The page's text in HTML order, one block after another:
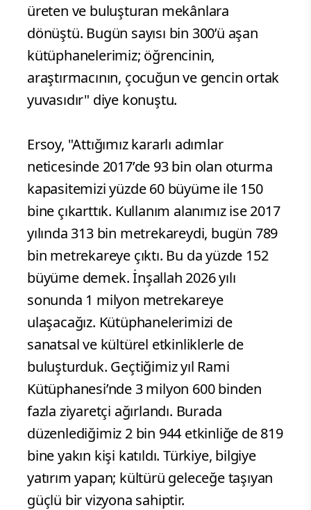
üreten ve buluşturan mekânlara
dönüştü. Bugün sayısı bin 300’ü aşan
kütüphanelerimiz; öğrencinin,
araştırmacının, çocuğun ve gencin ortak
yuvasıdır" diye konuştu.
Ersoy, "Attığımız kararlı adımlar
neticesinde 2017’de 93 bin olan oturma
kapasitemizi yüzde 60 büyüme ile 150
bine çıkarttık. Kullanım alanımız ise 2017
yılında 313 bin metrekareydi, bugün 789
bin metrekareye çıktı. Bu da yüzde 152
büyüme demek. İnşallah 2026 yılı
sonunda 1 milyon metrekareye
ulaşacağız. Kütüphanelerimizi de
sanatsal ve kültürel etkinliklerle de
buluşturduk. Geçtiğimiz yıl Rami
Kütüphanesi’nde 3 milyon 600 binden
fazla ziyaretçi ağırlandı. Burada
düzenlediğimiz 2 bin 944 etkinliğe de 819
bine yakın kişi katıldı. Türkiye, bilgiye
yatırım yapan; kültürü geleceğe taşıyan
güçlü bir vizyona sahiptir.